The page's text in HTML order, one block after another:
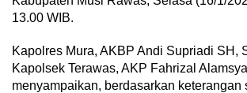
13.00 WIB.
Kapolres Mura, AKBP Andi Supriadi SH,
Kapolsek Terawas, AKP Fahrizal
menyampaikan, berdasarkan keterangan